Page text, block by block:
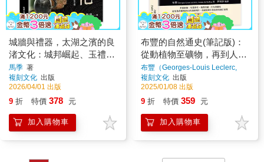
城牆與禮器，太湖之濱的良
渚文化：城邦崛起、玉禮制
度、巫師傳承……考古實證
與神話敘事交織，一窺太湖
流域的史前聚落文明
馬季 著
複刻文化 出版
2026/04/01 出版
9 折 特價 378 元
加入購物車
布豐的自然通史(筆記版)：
從動植物至礦物，再到人類
與文明，法國博物學家的生
態全書
布豐（Georges-Louis Leclerc,
Comte de Buffon）
複刻文化 出版
2025/01/08 出版
9 折 特價 359 元
加入購物車